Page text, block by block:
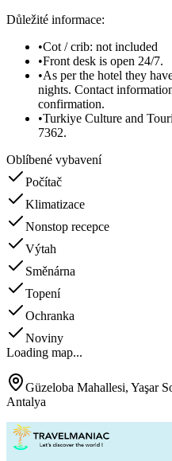
Důležité informace:
•Cot / crib: not included
•Front desk is open 24/7.
•As per the hotel they
nights. Contact
confirmation.
•Turkiye Culture and
7362.
Oblíbené vybavení
Počítač
Klimatizace
Nonstop recepce
Výtah
Směnárna
Topení
Ochranka
Noviny
Loading map...
Güzeloba Mahallesi, Yaşar
Antalya